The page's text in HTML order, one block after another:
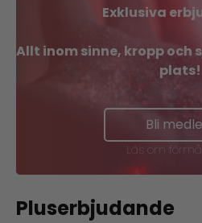
Exklusiva
Allt inom sinne, kropp och
plats!
Bli
Läs om
Pluserbjudande